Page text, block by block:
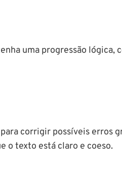
uma progressão
corrigir possíveis erros
o texto está claro e coeso.